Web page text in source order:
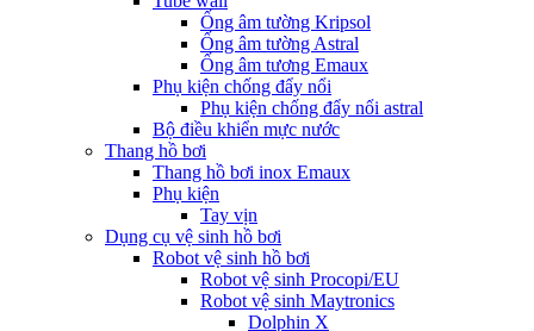
Ống âm tường Kripsol
Ống âm tường Astral
Ống âm tương Emaux
Phụ kiện chống đẩy nổi
Phụ kiện chống đẩy nổi astral
Bộ điều khiển mực nước
Thang hồ bơi
Thang hồ bơi inox Emaux
Phụ kiện
Tay vịn
Dụng cụ vệ sinh hồ bơi
Robot vệ sinh hồ bơi
Robot vệ sinh Procopi/EU
Robot vệ sinh Maytronics
Dolphin X